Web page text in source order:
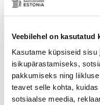
Veebilehel on kasutatud
Kasutame küpsiseid sisu
isikupärastamiseks,
pakkumiseks ning
teavet selle kohta,
sotsiaalse meedia,
erialal (1993), Eesti
(2001) ja omandanud samas
(2004, prof. Mati Palm).
end Leipzigi Felix
Teatri Kõrgkoolis prof.